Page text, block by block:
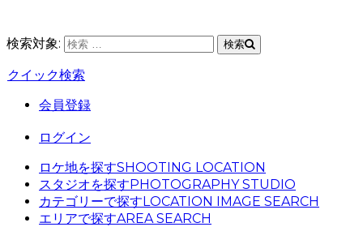
検索対象: 検索
クイック検索
会員登録
ログイン
ロケ地を探すSHOOTING LOCATION
スタジオを探すPHOTOGRAPHY STUDIO
カテゴリーで探すLOCATION IMAGE SEARCH
エリアで探すAREA SEARCH